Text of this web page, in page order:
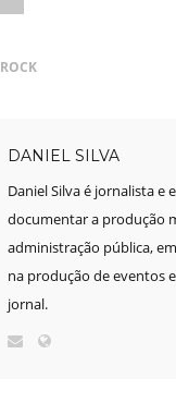
ROCK
DANIEL SILVA
Daniel Silva é jornalista
documentar a produção
administração pública,
na produção de eventos
jornal.